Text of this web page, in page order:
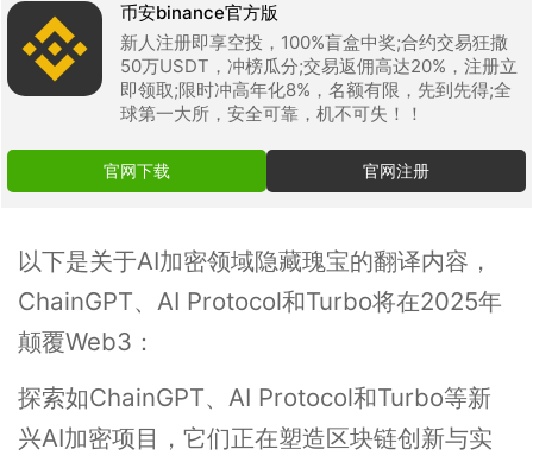
币安binance官方版
新人注册即享空投，100%盲盒中奖;合约交易狂撒
50万USDT，冲榜瓜分;交易返佣高达20%，注册立
即领取;限时冲高年化8%，名额有限，先到先得;全
球第一大所，安全可靠，机不可失！！
官网下载 官网注册
以下是关于AI加密领域隐藏瑰宝的翻译内容，
ChainGPT、AI Protocol和Turbo将在2025年
颠覆Web3：
探索如ChainGPT、AI Protocol和Turbo等新
兴AI加密项目，它们正在塑造区块链创新与实